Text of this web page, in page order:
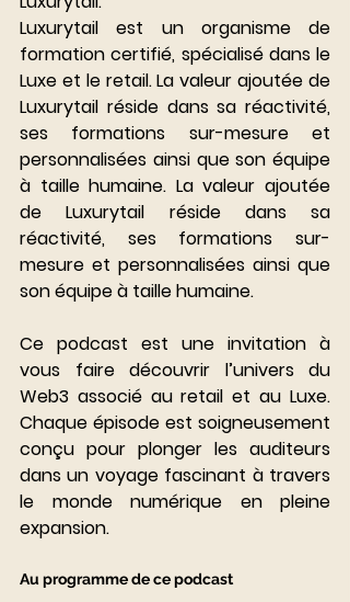
Luxurytail est un organisme de
formation certifié, spécialisé dans le
Luxe et le retail. La valeur ajoutée de
Luxurytail réside dans sa réactivité,
ses formations sur-mesure et
personnalisées ainsi que son équipe
à taille humaine. La valeur ajoutée
de Luxurytail réside dans sa
réactivité, ses formations sur-
mesure et personnalisées ainsi que
son équipe à taille humaine.
Ce podcast est une invitation à
vous faire découvrir l’univers du
Web3 associé au retail et au Luxe.
Chaque épisode est soigneusement
conçu pour plonger les auditeurs
dans un voyage fascinant à travers
le monde numérique en pleine
expansion.
Au programme de ce podcast